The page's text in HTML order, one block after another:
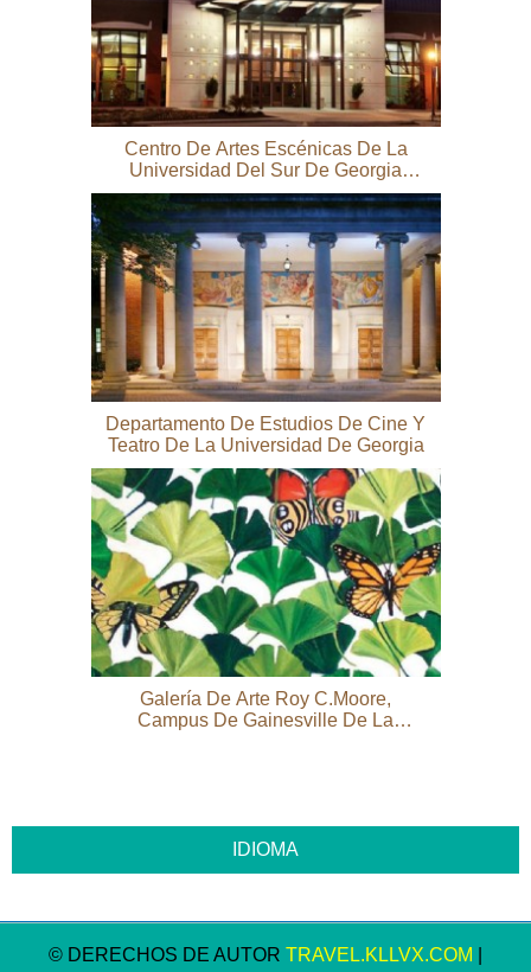
Centro De Artes Escénicas De La
Universidad Del Sur De Georgia
(PAC)
Departamento De Estudios De Cine Y
Teatro De La Universidad De Georgia
Galería De Arte Roy C.Moore,
Campus De Gainesville De La
© DERECHOS DE AUTOR TRAVEL.KLLVX.COM